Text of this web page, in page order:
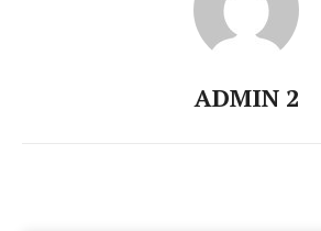
ADMIN 2